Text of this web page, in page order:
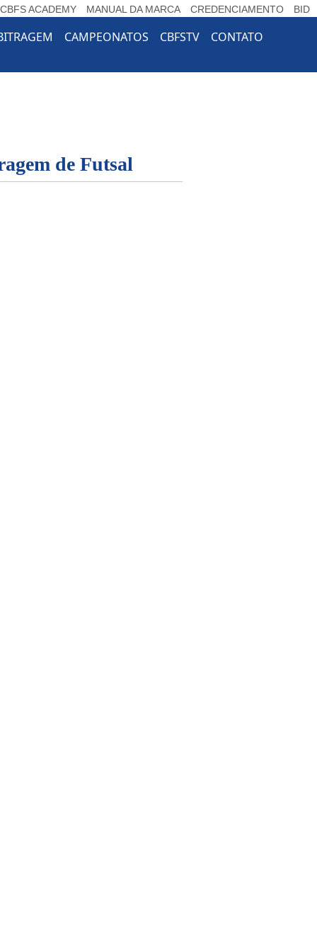
CBFS ACADEMY MANUAL DA MARCA CREDENCIAMENTO BID
CAMPEONATOS CBFSTV CONTATO
de Futsal